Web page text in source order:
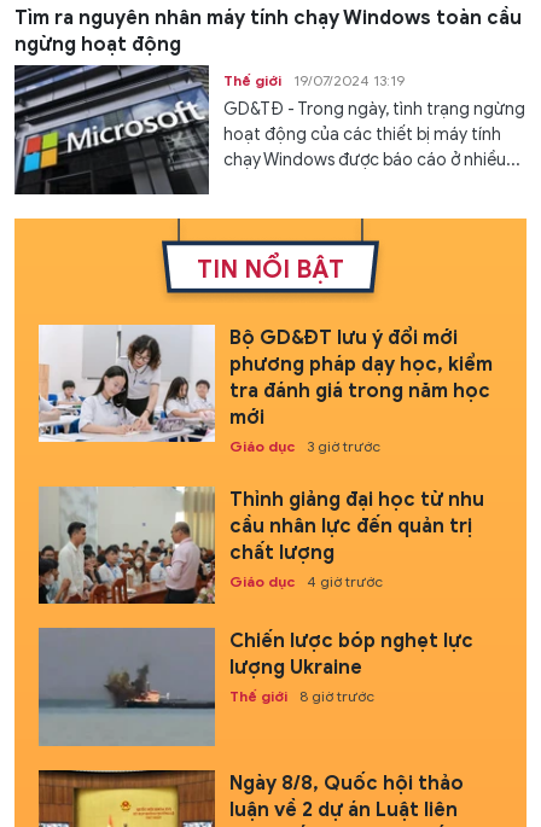
Tìm ra nguyên nhân máy tính chạy Windows toàn cầu
ngừng hoạt động
Thế giới 19/07/2024 13:19
GD&TĐ - Trong ngày, tình trạng ngừng
hoạt động của các thiết bị máy tính
chạy Windows được báo cáo ở nhiều...
TIN NỔI BẬT
Bộ GD&ĐT lưu ý đổi mới
phương pháp dạy học, kiểm
tra đánh giá trong năm học
mới
Giáo dục 3 giờ trước
Thỉnh giảng đại học từ nhu
cầu nhân lực đến quản trị
chất lượng
Giáo dục 4 giờ trước
Chiến lược bóp nghẹt lực
lượng Ukraine
Thế giới 8 giờ trước
Ngày 8/8, Quốc hội thảo
luận về 2 dự án Luật liên